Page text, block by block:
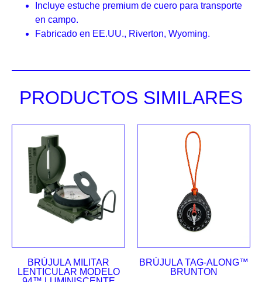
Incluye estuche premium de cuero para transporte
en campo.
Fabricado en EE.UU., Riverton, Wyoming.
PRODUCTOS SIMILARES
BRÚJULA MILITAR
LENTICULAR MODELO
BRÚJULA TAG-ALONG™
BRUNTON